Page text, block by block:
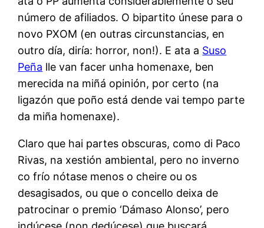
número de afiliados. O bipartito únese para o
novo PXOM (en outras circunstancias, en
outro día, diría: horror, non!). E ata a Suso
Peña lle van facer unha homenaxe, ben
merecida na miñá opinión, por certo (na
ligazón que poño está dende vai tempo parte
da miña homenaxe).
Claro que hai partes obscuras, como di Paco
Rivas, na xestión ambiental, pero no inverno
co frío nótase menos o cheire ou os
desagisados, ou que o concello deixa de
patrocinar o premio ‘Dámaso Alonso’, pero